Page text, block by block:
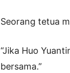
Seorang tetua
“Jika Huo
bersama.”